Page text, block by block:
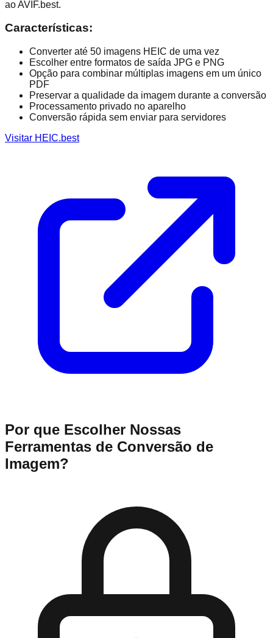
ao AVIF.best.
Características:
Converter até 50 imagens HEIC de uma vez
Escolher entre formatos de saída JPG e PNG
Opção para combinar múltiplas imagens em um único
PDF
Preservar a qualidade da imagem durante a conversão
Processamento privado no aparelho
Conversão rápida sem enviar para servidores
Visitar HEIC.best
Por que Escolher Nossas
Ferramentas de Conversão de
Imagem?